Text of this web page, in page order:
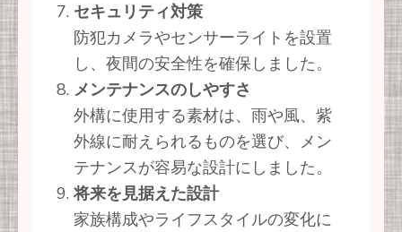
セキュリティ対策
防犯カメラやセンサーライトを設置
し、夜間の安全性を確保しました。
メンテナンスのしやすさ
外構に使用する素材は、雨や風、紫
外線に耐えられるものを選び、メン
テナンスが容易な設計にしました。
将来を見据えた設計
家族構成やライフスタイルの変化に